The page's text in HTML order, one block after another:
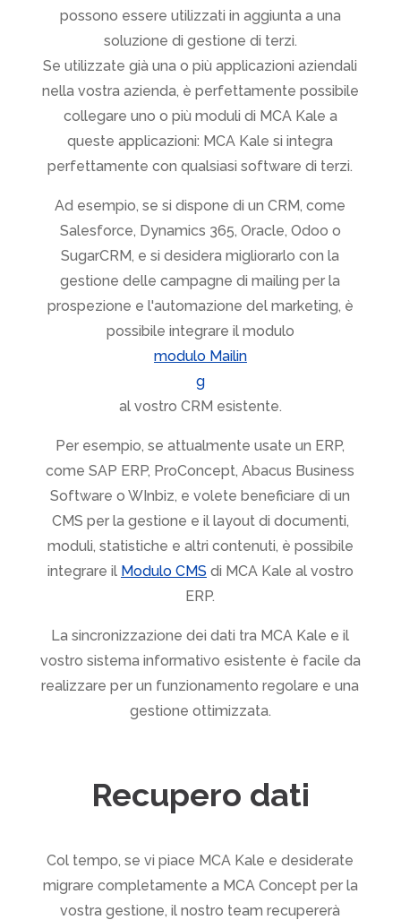
possono essere utilizzati in aggiunta a una
soluzione di gestione di terzi.
Se utilizzate già una o più applicazioni aziendali
nella vostra azienda, è perfettamente possibile
collegare uno o più moduli di MCA Kale a
queste applicazioni: MCA Kale si integra
perfettamente con qualsiasi software di terzi.
Ad esempio, se si dispone di un CRM, come
Salesforce, Dynamics 365, Oracle, Odoo o
SugarCRM, e si desidera migliorarlo con la
gestione delle campagne di mailing per la
prospezione e l'automazione del marketing, è
possibile integrare il modulo
modulo Mailin
g
al vostro CRM esistente.
Per esempio, se attualmente usate un ERP,
come SAP ERP, ProConcept, Abacus Business
Software o WInbiz, e volete beneficiare di un
CMS per la gestione e il layout di documenti,
moduli, statistiche e altri contenuti, è possibile
integrare il Modulo CMS di MCA Kale al vostro
ERP.
La sincronizzazione dei dati tra MCA Kale e il
vostro sistema informativo esistente è facile da
realizzare per un funzionamento regolare e una
gestione ottimizzata.
Recupero dati
Col tempo, se vi piace MCA Kale e desiderate
migrare completamente a MCA Concept per la
vostra gestione, il nostro team recupererà